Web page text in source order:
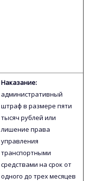
Наказание:
административный
штраф в размере пяти
тысяч рублей или
лишение права
управления
транспортными
средствами на срок от
одного до трех месяцев